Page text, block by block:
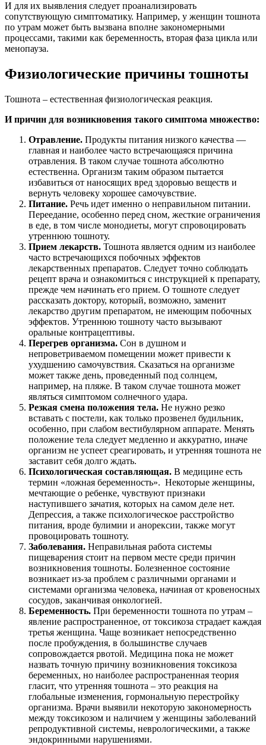
И для их выявления следует проанализировать
сопутствующую симптоматику. Например, у женщин тошнота
по утрам может быть вызвана вполне закономерными
процессами, такими как беременность, вторая фаза цикла или
менопауза.
Физиологические причины тошноты
Тошнота – естественная физиологическая реакция.
И причин для возникновения такого симптома множество:
Отравление. Продукты питания низкого качества —
главная и наиболее часто встречающаяся причина
отравления. В таком случае тошнота абсолютно
естественна. Организм таким образом пытается
избавиться от наносящих вред здоровью веществ и
вернуть человеку хорошее самочувствие.
Питание. Речь идет именно о неправильном питании.
Переедание, особенно перед сном, жесткие ограничения
в еде, в том числе монодиеты, могут спровоцировать
утреннюю тошноту.
Прием лекарств. Тошнота является одним из наиболее
часто встречающихся побочных эффектов
лекарственных препаратов. Следует точно соблюдать
рецепт врача и ознакомиться с инструкцией к препарату,
прежде чем начинать его прием. О тошноте следует
рассказать доктору, который, возможно, заменит
лекарство другим препаратом, не имеющим побочных
эффектов. Утреннюю тошноту часто вызывают
оральные контрацептивы.
Перегрев организма. Сон в душном и
непроветриваемом помещении может привести к
ухудшению самочувствия. Сказаться на организме
может также день, проведенный под солнцем,
например, на пляже. В таком случае тошнота может
являться симптомом солнечного удара.
Резкая смена положения тела. Не нужно резко
вставать с постели, как только прозвенел будильник,
особенно, при слабом вестибулярном аппарате. Менять
положение тела следует медленно и аккуратно, иначе
организм не успеет среагировать, и утренняя тошнота не
заставит себя долго ждать.
Психологическая составляющая. В медицине есть
термин «ложная беременность». Некоторые женщины,
мечтающие о ребенке, чувствуют признаки
наступившего зачатия, которых на самом деле нет.
Депрессия, а также психологическое расстройство
питания, вроде булимии и анорексии, также могут
провоцировать тошноту.
Заболевания. Неправильная работа системы
пищеварения стоит на первом месте среди причин
возникновения тошноты. Болезненное состояние
возникает из-за проблем с различными органами и
системами организма человека, начиная от кровеносных
сосудов, заканчивая онкологией.
Беременность. При беременности тошнота по утрам –
явление распространенное, от токсикоза страдает каждая
третья женщина. Чаще возникает непосредственно
после пробуждения, в большинстве случаев
сопровождается рвотой. Медицина пока не может
назвать точную причину возникновения токсикоза
беременных, но наиболее распространенная теория
гласит, что утренняя тошнота – это реакция на
глобальные изменения, гормональную перестройку
организма. Врачи выявили некоторую закономерность
между токсикозом и наличием у женщины заболеваний
репродуктивной системы, неврологическими, а также
эндокринными нарушениями.